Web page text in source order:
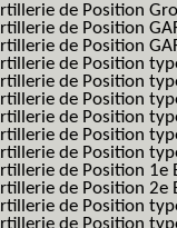
de Position
de Position
de Position
de Position
de Position
de Position
de Position
de Position
de Position
de Position 1e
de Position 2e
de Position
de Position